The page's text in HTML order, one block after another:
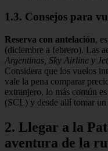
1.3. Consejos para
Reserva con antelación,
(diciembre a febrero). Las
Argentinas, Sky Airline y
Considera que los vuelos
vale la pena comparar
extranjero, lo más común
(SCL) y desde allí tomar
2. Llegar a la
aventura de la